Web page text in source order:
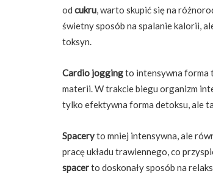
od cukru, warto skupić się na
świetny sposób na spalanie kalorii,
toksyn.
Cardio joggingto intensywna forma
materii. W trakcie biegu organizm
tylko efektywna forma detoksu, ale
Spaceryto mniej intensywna, ale
pracę układu trawiennego, co
spacerto doskonały sposób na